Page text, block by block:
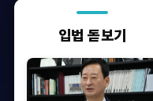
입법 돋보기